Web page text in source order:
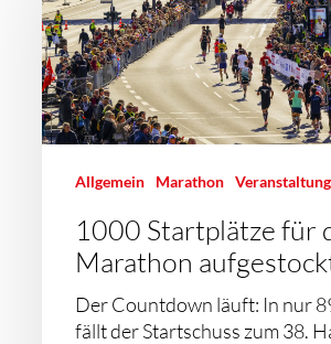
Allgemein Marathon
1000 Startplätze für
Marathon
Der Countdown läuft: In nur
fällt der Startschuss zum 38.